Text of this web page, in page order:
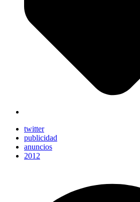
twitter
publicidad
anuncios
2012